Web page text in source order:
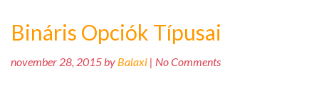
Bináris Opciók Típusai
november 28, 2015 by Balaxi | No Comments